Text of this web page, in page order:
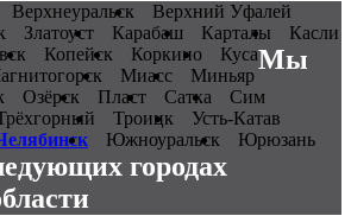
Верхнеуральск
Верхний Уфалей
Златоуст Карабаш Карталы
Касли
Копейск Коркино
Куса
Миасс
Миньяр
Озёрск Пласт Сатка
Сим
Троицк
Усть-Катав
Южноуральск Юрюзань
Мы
городах